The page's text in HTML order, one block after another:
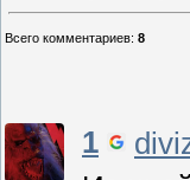
Всего комментариев: 8
1